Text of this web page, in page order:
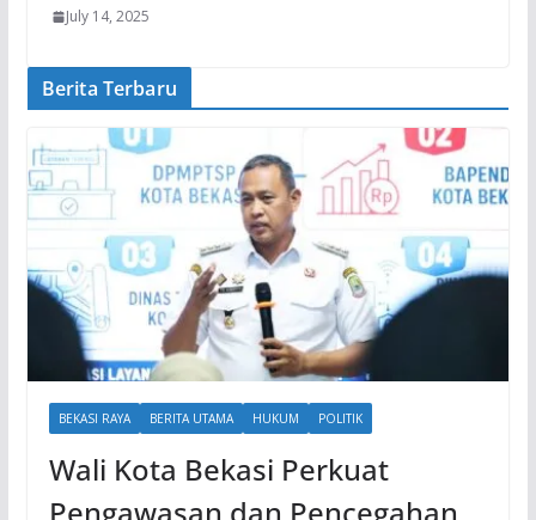
July 14, 2025
Berita Terbaru
BEKASI RAYA BERITA UTAMA HUKUM POLITIK
Wali Kota Bekasi Perkuat